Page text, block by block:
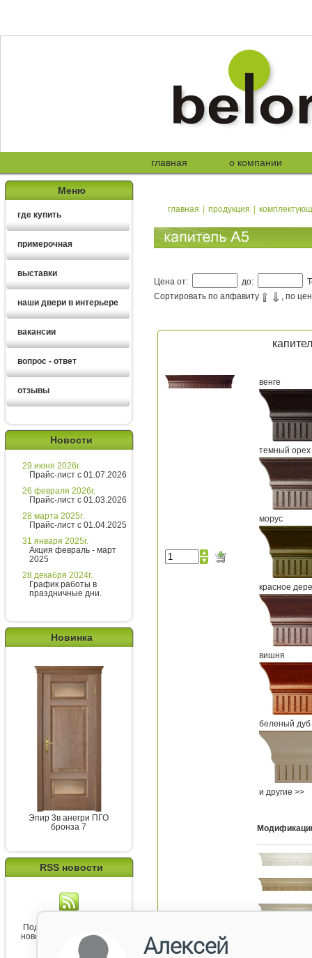
главная о компании
Меню
где купить
примерочная
выставки
наши двери в интерьере
вакансии
вопрос - ответ
отзывы
Новости
29 июня 2026г.
Прайс-лист с 01.07.2026
26 февраля 2026г.
Прайс-лист с 01.03.2026
28 марта 2025г.
Прайс-лист с 01.04.2025
31 января 2025г.
Акция февраль - март
2025
28 декабря 2024г.
График работы в
праздничные дни.
Новинка
Эпир 3в анегри ПГО
бронза 7
RSS новости
Подпишитесь на канал
новостей от Belorawood
главная | продукция |
Цена от: до:
Сортировать по алфавиту
, по
венге
темный орех
морус
красное
вишня
беленый дуб
и другие >>
Введите сообщение
Алексей
Здравствуйте!
Хотите получить расчет
стоимости за 5 минут?
Напишите мне и я все расскажу
подробно!